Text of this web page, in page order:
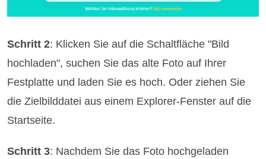
Schritt 2: Klicken Sie auf die Schaltfläche "Bild
hochladen", suchen Sie das alte Foto auf Ihrer
Festplatte und laden Sie es hoch. Oder ziehen Sie
die Zielbilddatei aus einem Explorer-Fenster auf die
Startseite.
Schritt 3: Nachdem Sie das Foto hochgeladen